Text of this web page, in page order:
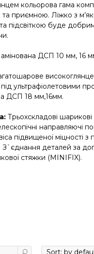
кольорова гама
та приємною. Ліжко з
та підсвіткою буде
ДСП 10 мм, 16
ультрафіолетовими
ДСП 18 мм,16мм.
Трьохскладові
направляючі
підвищеної міцності з
З`єднання деталей за
стяжки (MINIFIX).